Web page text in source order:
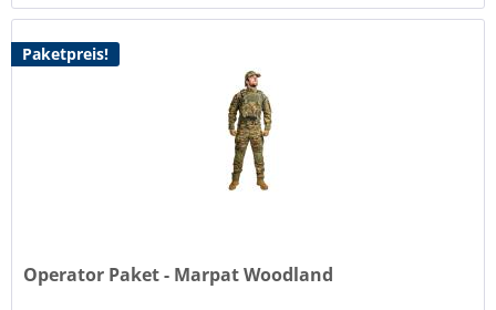
Paketpreis!
Operator Paket - Marpat Woodland